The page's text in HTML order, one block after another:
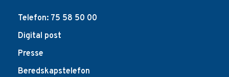
Telefon: 75 58 50 00
Digital post
Presse
Beredskapstelefon